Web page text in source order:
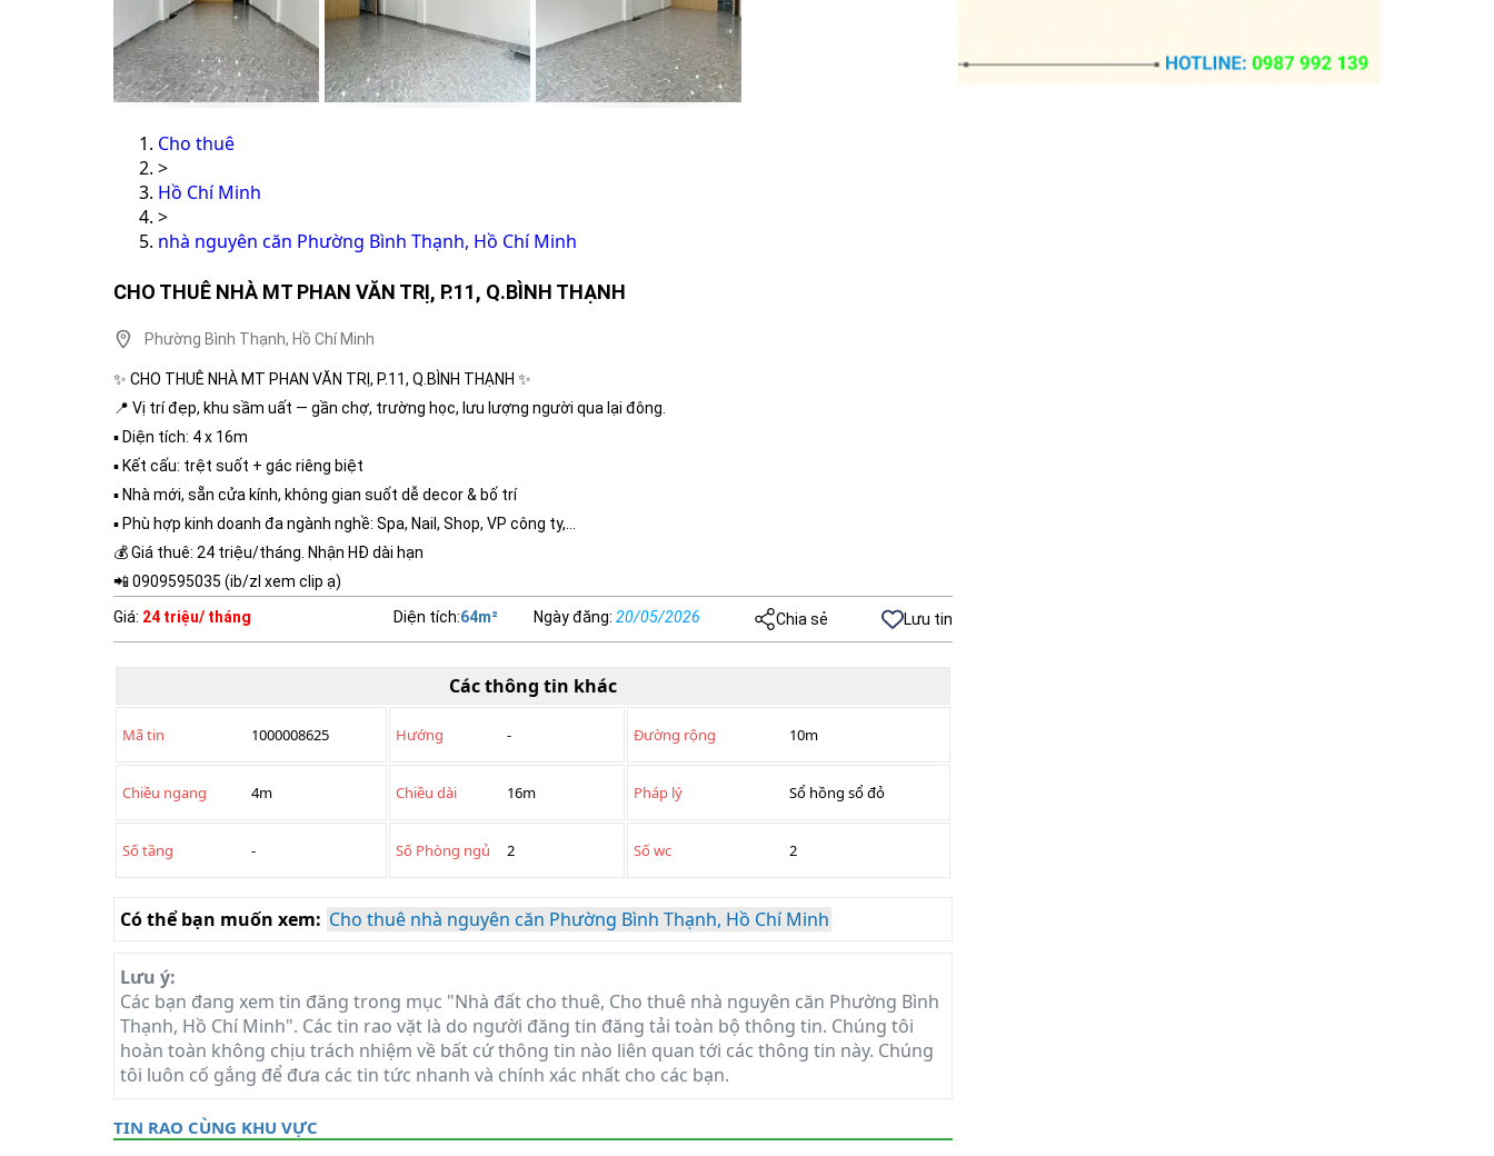
Cho thuê
>
Hồ Chí Minh
>
nhà nguyên căn Phường Bình Thạnh, Hồ Chí Minh
CHO THUÊ NHÀ MT PHAN VĂN TRỊ, P.11, Q.BÌNH THẠNH
Phường Bình Thạnh, Hồ Chí Minh
✨ CHO THUÊ NHÀ MT PHAN VĂN TRỊ, P.11, Q.BÌNH THẠNH ✨
📍 Vị trí đẹp, khu sầm uất — gần chợ, trường học, lưu lượng người qua lại đông.
▪️ Diện tích: 4 x 16m
▪️ Kết cấu: trệt suốt + gác riêng biệt
▪️ Nhà mới, sẵn cửa kính, không gian suốt dễ decor & bố trí
▪️ Phù hợp kinh doanh đa ngành nghề: Spa, Nail, Shop, VP công ty,…
💰 Giá thuê: 24 triệu/tháng. Nhận HĐ dài hạn
📲 0909595035 (ib/zl xem clip ạ)
Giá: 24 triệu/ tháng Diện tích:64m² Ngày đăng: 20/05/2026 Chia sẻ Lưu tin
Các thông tin khác
Mã tin 1000008625 Hướng - Đường rộng 10m
Chiều ngang 4m Chiều dài 16m Pháp lý Sổ hồng sổ đỏ
Số tầng - Số Phòng ngủ 2 Số wc 2
Có thể bạn muốn xem: Cho thuê nhà nguyên căn Phường Bình Thạnh, Hồ Chí Minh
Lưu ý:
Các bạn đang xem tin đăng trong mục "Nhà đất cho thuê, Cho thuê nhà nguyên căn Phường Bình
Thạnh, Hồ Chí Minh". Các tin rao vặt là do người đăng tin đăng tải toàn bộ thông tin. Chúng tôi
hoàn toàn không chịu trách nhiệm về bất cứ thông tin nào liên quan tới các thông tin này. Chúng
tôi luôn cố gắng để đưa các tin tức nhanh và chính xác nhất cho các bạn.
TIN RAO CÙNG KHU VỰC